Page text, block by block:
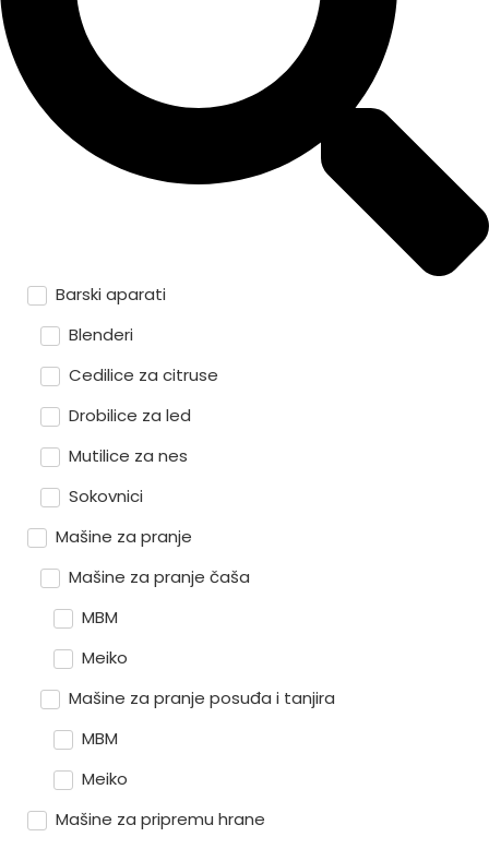
Barski aparati
Blenderi
Cedilice za citruse
Drobilice za led
Mutilice za nes
Sokovnici
Mašine za pranje
Mašine za pranje čaša
MBM
Meiko
Mašine za pranje posuđa i tanjira
MBM
Meiko
Mašine za pripremu hrane